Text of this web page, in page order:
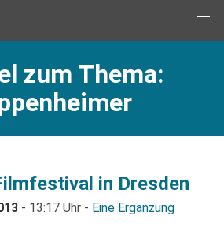
zum Thema:
in Dresden
- 13:17 Uhr - Eine Ergänzung